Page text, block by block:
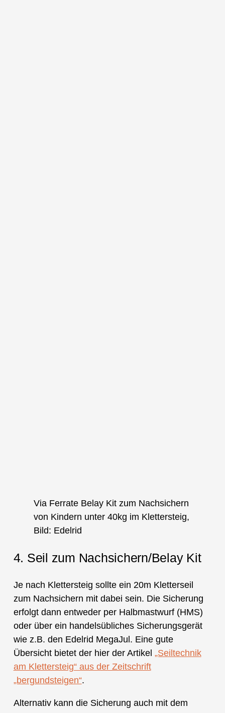
Via Ferrate Belay Kit zum Nachsichern
von Kindern unter 40kg im Klettersteig,
Bild: Edelrid
4. Seil zum Nachsichern/Belay Kit
Je nach Klettersteig sollte ein 20m Kletterseil
zum Nachsichern mit dabei sein. Die Sicherung
erfolgt dann entweder per Halbmastwurf (HMS)
oder über ein handelsübliches Sicherungsgerät
wie z.B. den Edelrid MegaJul. Eine gute
Übersicht bietet der hier der Artikel „Seiltechnik
am Klettersteig“ aus der Zeitschrift
„bergundsteigen“.
Alternativ kann die Sicherung auch mit dem